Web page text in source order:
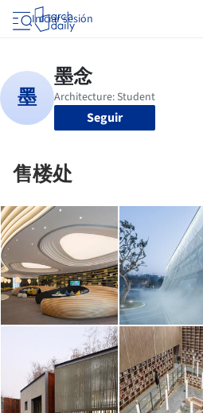
Iniciar sesión
Seguir
售楼处